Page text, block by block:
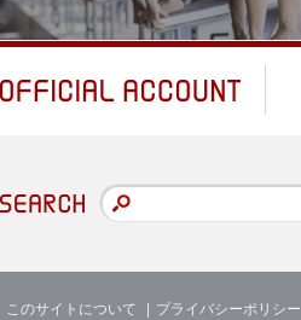
このサイトについて プライバシーポリシー